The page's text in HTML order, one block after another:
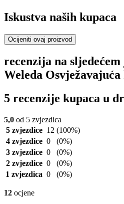
Iskustva naših kupaca
Ocijeniti ovaj proizvod
recenzija na
Weleda
5 recenzije kupaca u
5,0 od 5 zvjezdica
5 zvjezdice 12 (100%)
4 zvjezdice 0
(0%)
3 zvjezdice 0
(0%)
2 zvjezdice 0
(0%)
1 zvjezdica 0 (0%)
12 ocjene